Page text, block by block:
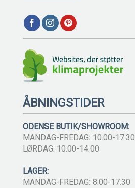
ÅBNINGSTIDER
ODENSE BUTIK/SHOWROOM:
MANDAG-FREDAG: 10.00-17.30
LØRDAG: 10.00-14.00
LAGER:
MANDAG-FREDAG: 8.00-17.30